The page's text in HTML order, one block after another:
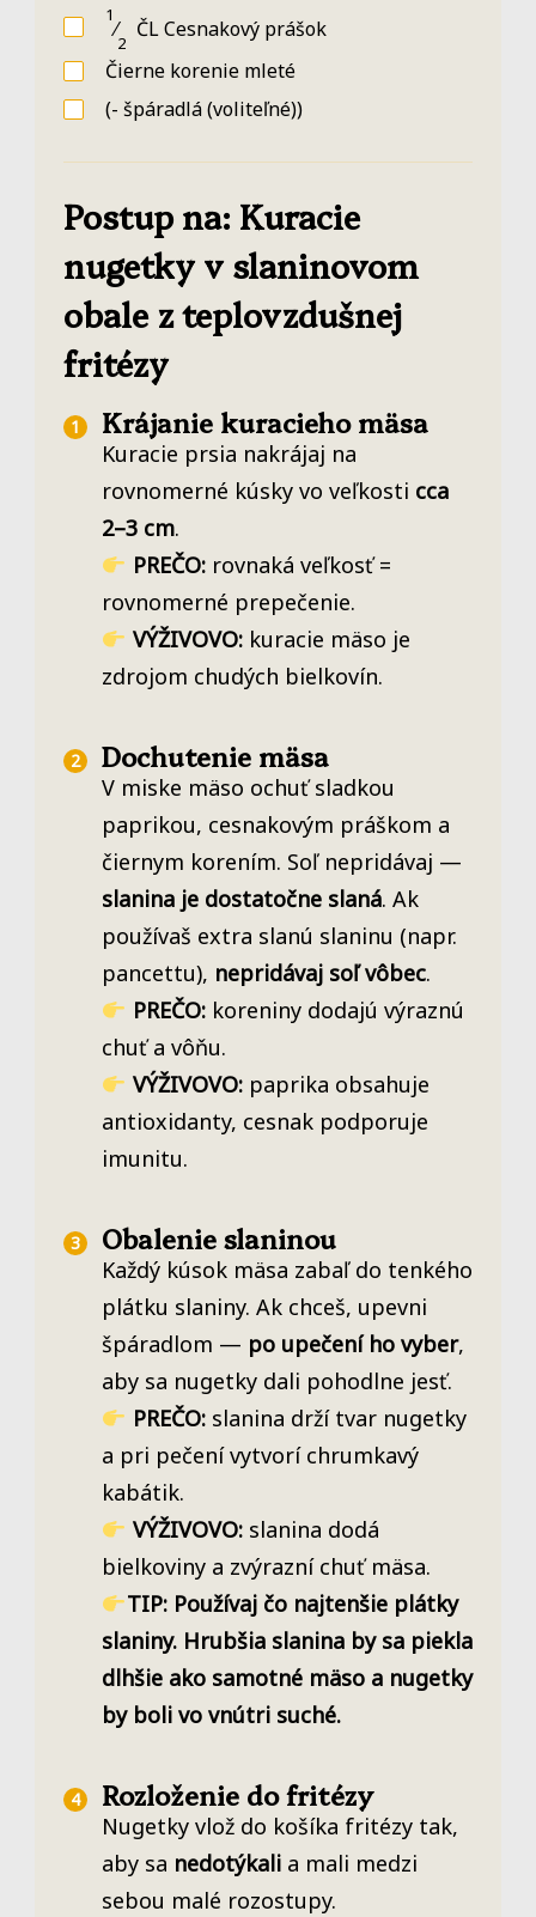
1
⁄
2
ČLCesnakový prášok
Čierne korenie mleté
(- špáradlá (voliteľné))
Postup na: Kuracie
nugetky v slaninovom
obale z teplovzdušnej
fritézy
Krájanie kuracieho mäsa
Kuracie prsia nakrájaj na
rovnomerné kúsky vo veľkosti cca
2–3 cm.
PREČO:rovnaká veľkosť =
rovnomerné prepečenie.
VÝŽIVOVO:kuracie mäso je
zdrojom chudých bielkovín.
Dochutenie mäsa
V miske mäso ochuť sladkou
paprikou, cesnakovým práškom a
čiernym korením. Soľ nepridávaj —
slanina je dostatočne slaná. Ak
používaš extra slanú slaninu (napr.
pancettu), nepridávaj soľ vôbec.
PREČO:koreniny dodajú výraznú
chuť a vôňu.
VÝŽIVOVO:paprika obsahuje
antioxidanty, cesnak podporuje
imunitu.
Obalenie slaninou
Každý kúsok mäsa zabaľ do tenkého
plátku slaniny. Ak chceš, upevni
špáradlom — po upečení ho vyber,
aby sa nugetky dali pohodlne jesť.
PREČO:slanina drží tvar nugetky
a pri pečení vytvorí chrumkavý
kabátik.
VÝŽIVOVO:slanina dodá
bielkoviny a zvýrazní chuť mäsa.
TIP: Používaj čo najtenšie plátky
slaniny. Hrubšia slanina by sa piekla
dlhšie ako samotné mäso a nugetky
by boli vo vnútri suché.
Rozloženie do fritézy
Nugetky vlož do košíka fritézy tak,
aby sa nedotýkali a mali medzi
sebou malé rozostupy.